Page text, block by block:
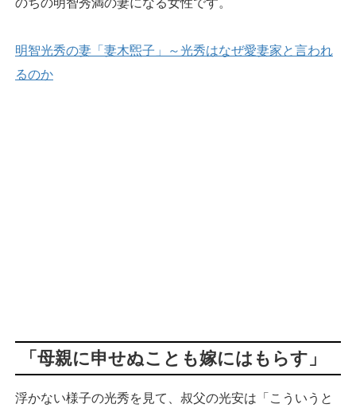
のちの明智秀満の妻になる女性です。
明智光秀の妻「妻木煕子」～光秀はなぜ愛妻家と言われ
るのか
「母親に申せぬことも嫁にはもらす」
浮かない様子の光秀を見て、叔父の光安は「こういうと